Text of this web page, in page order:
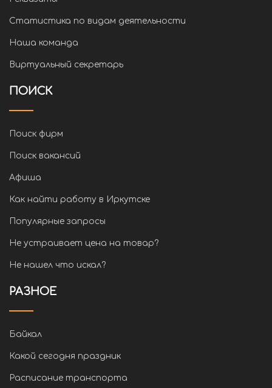
Статистика по видам деятельности
Наша команда
Виртуальный секретарь
ПОИСК
Поиск фирм
Поиск вакансий
Афиша
Как найти работу в Иркутске
Популярные запросы
Не устраивает цена на товар?
Не нашел что искал?
РАЗНОЕ
Байкал
Какой сегодня праздник
Расписание транспорта